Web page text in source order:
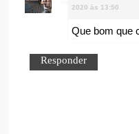
2020 às 13:50
Que bom que
Responder